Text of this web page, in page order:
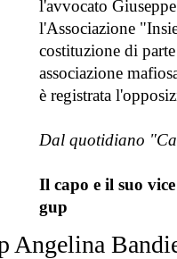
l'avvocato
l'Associazione
costituzione di
associazione
è registrata
Dal quotidiano
Il capo e il suo
gup
Angelina